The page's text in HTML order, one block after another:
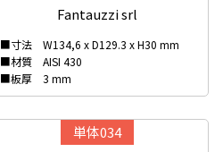
Fantauzzi srl
■寸法 W134,6 x D129.3 x H30 mm
■材質 AISI 430
■板厚 3 mm
単体034